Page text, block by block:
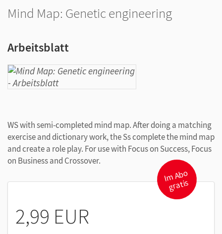
Mind Map: Genetic engineering
Arbeitsblatt
WS with semi-completed mind map. After doing a matching
exercise and dictionary work, the Ss complete the mind map
and create a role play. For use with Focus on Success, Focus
on Business and Crossover.
I
m
A
b
o
gr
atis
2,99 EUR